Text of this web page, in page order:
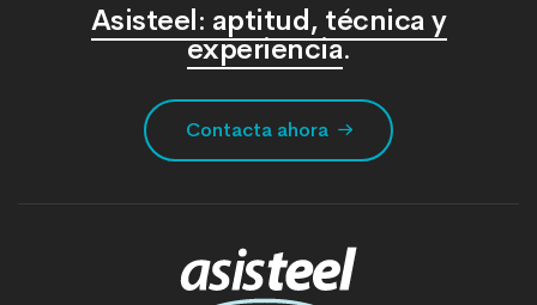
Asisteel: aptitud, técnica y
experiencia.
Contacta ahora